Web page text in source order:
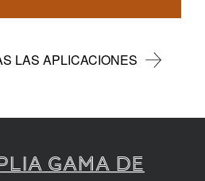
LAS APLICACIONES
GAMA DE